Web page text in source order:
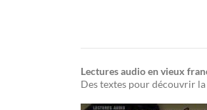
Lectures audio en vieux
Des textes pour découvrir